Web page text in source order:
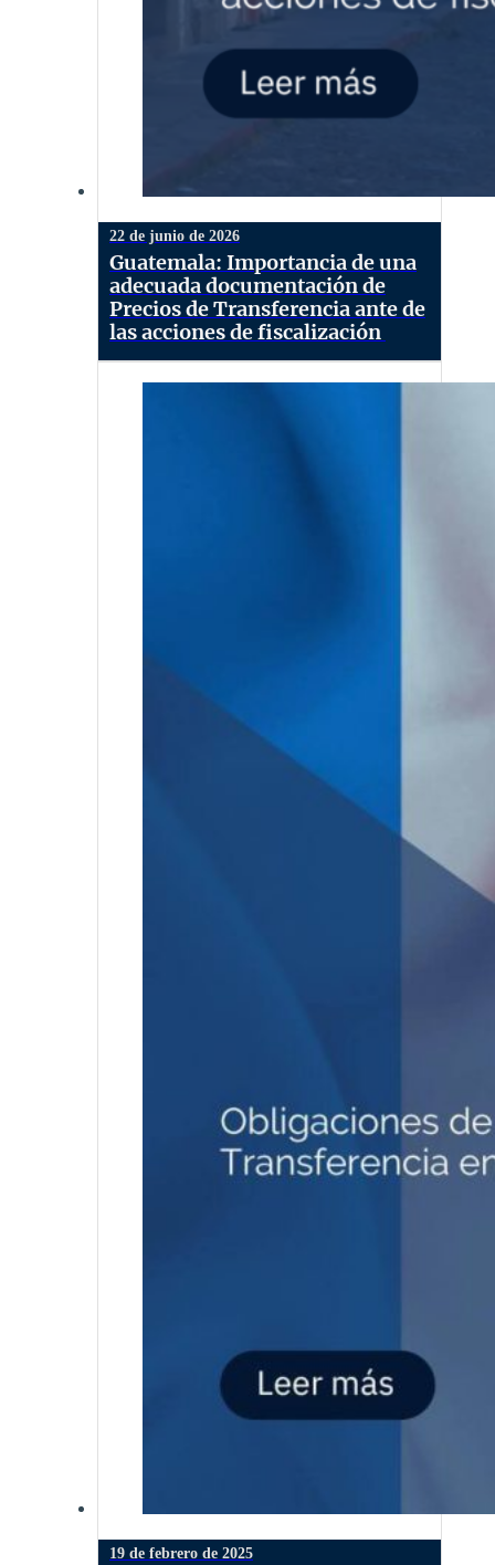
22 de junio de 2026
Guatemala: Importancia de una
adecuada documentación de
Precios de Transferencia ante de
las acciones de fiscalización
19 de febrero de 2025